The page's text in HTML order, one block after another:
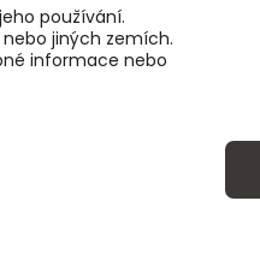
IČ 25930184
DIČ CZ25930184
ču.2500391705/2010
používání.
jiných zemích.
informace nebo